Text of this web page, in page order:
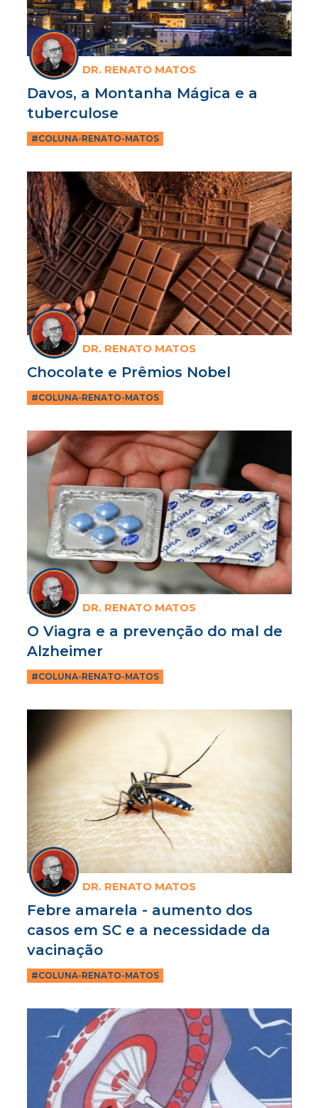
DR. RENATO MATOS
Davos, a Montanha Mágica e a
tuberculose
#COLUNA-RENATO-MATOS
DR. RENATO MATOS
Chocolate e Prêmios Nobel
#COLUNA-RENATO-MATOS
DR. RENATO MATOS
O Viagra e a prevenção do mal de
Alzheimer
#COLUNA-RENATO-MATOS
DR. RENATO MATOS
Febre amarela - aumento dos
casos em SC e a necessidade da
vacinação
#COLUNA-RENATO-MATOS